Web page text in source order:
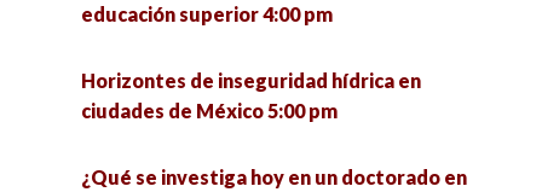
Pymes innovadoras y su impacto social en el
La otra economía. Resultados de investigación
estado de Jalisco y México 7:00 pm
educación superior 4:00 pm
Horizontes de inseguridad hídrica en
ciudades de México 5:00 pm
¿Qué se investiga hoy en un doctorado en